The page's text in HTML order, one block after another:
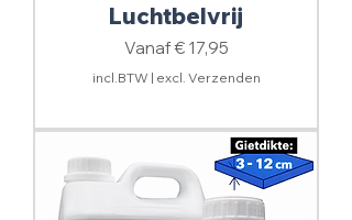
Luchtbelvrij
Vanaf€ 17,95
Verkoopprijs
incl.BTW | excl. Verzenden